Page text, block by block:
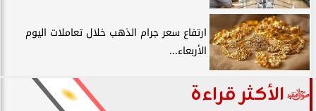
ارتفاع سعر جرام الذهب خلال تعاملات اليوم
الأربعاء...
الأكثر قراءة